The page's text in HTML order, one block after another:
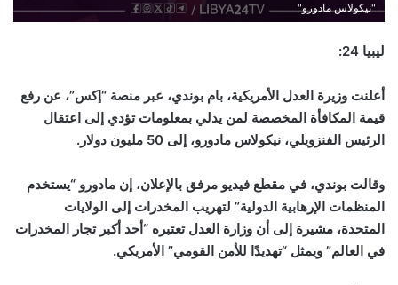
"نيكولاس مادورو"
ليبيا 24:
أعلنت وزيرة العدل الأمريكية، بام بوندي، عبر منصة “إكس”، عن رفع
قيمة المكافأة المخصصة لمن يدلي بمعلومات تؤدي إلى اعتقال
الرئيس الفنزويلي، نيكولاس مادورو، إلى 50 مليون دولار .
وقالت بوندي، في مقطع فيديو مرفق بالإعلان، إن مادورو “يستخدم
المنظمات الإرهابية الدولية” لتهريب المخدرات إلى الولايات
المتحدة، مشيرة إلى أن وزارة العدل تعتبره “أحد أكبر تجار المخدرات
في العالم” ويمثل “تهديدًا للأمن القومي” الأمريكي.